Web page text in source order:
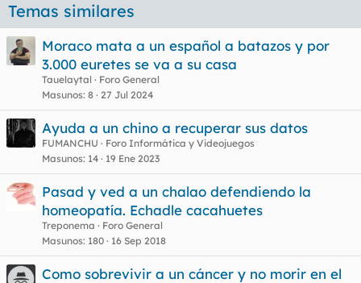
Temas similares
Moraco mata a un español a batazos y por
3.000 euretes se va a su casa
Tauelaytal
Foro General
Masunos 8 27 Jul 2024
Ayuda a un chino a recuperar sus datos
FUMANCHU
Foro Informática y Videojuegos
Masunos 14 19 Ene 2023
Pasad y ved a un chalao defendiendo la
homeopatía. Echadle cacahuetes
Treponema
Foro General
Masunos 180 16 Sep 2018
Como sobrevivir a un cáncer y no morir en el